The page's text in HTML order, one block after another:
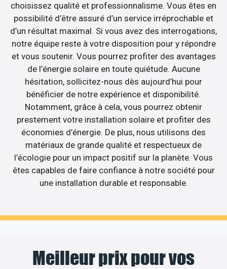
choisissez qualité et professionnalisme. Vous êtes en
possibilité d’être assuré d’un service irréprochable et
d’un résultat maximal. Si vous avez des interrogations,
notre équipe reste à votre disposition pour y répondre
et vous soutenir. Vous pourrez profiter des avantages
de l’énergie solaire en toute quiétude. Aucune
hésitation, sollicitez-nous dès aujourd’hui pour
bénéficier de notre expérience et disponibilité.
Notamment, grâce à cela, vous pourrez obtenir
prestement votre installation solaire et profiter des
économies d’énergie. De plus, nous utilisons des
matériaux de grande qualité et respectueux de
l’écologie pour un impact positif sur la planète. Vous
êtes capables de faire confiance à notre société pour
une installation durable et responsable.
Meilleur prix pour vos